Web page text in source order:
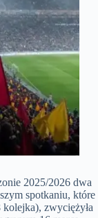
2025/2026 dwa
spotkaniu, które
zwyciężyła